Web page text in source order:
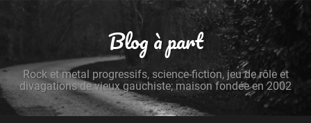
Blog à part
Rock et metal progressifs, science-fiction, jeu de rôle et
divagations de vieux gauchiste; maison fondée en 2002